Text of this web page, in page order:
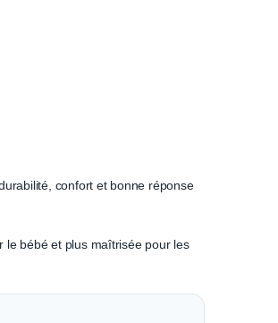
confort et bonne réponse
le bébé et plus maîtrisée pour les